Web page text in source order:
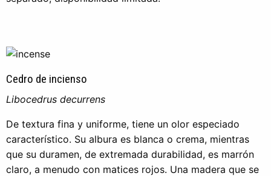
Cedro de incienso
Libocedrus decurrens
De textura fina y uniforme, tiene un olor especiado
característico. Su albura es blanca o crema, mientras
que su duramen, de extremada durabilidad, es marrón
claro, a menudo con matices rojos. Una madera que se